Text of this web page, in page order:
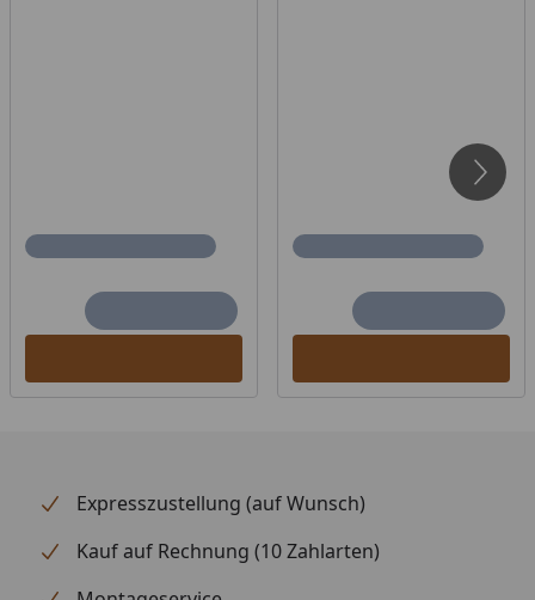
Expresszustellung (auf Wunsch)
Kauf auf Rechnung (10 Zahlarten)